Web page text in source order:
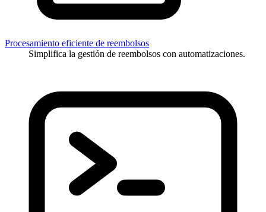
Procesamiento eficiente de reembolsos
Simplifica la gestión de reembolsos con automatizaciones.